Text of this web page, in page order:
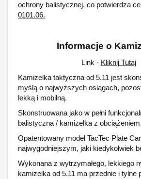
ochrony balistycznej, co potwierdza
0101.06.
Informacje o
Link - Kliknij Tutaj
Kamizelka taktyczna od 5.11 jest
myślą o najwyższych osiągach,
lekką i mobilną.
Skonstruowana jako w pełni
balistyczna / kamizelka z obciążeniem.
Opatentowany model TacTec Plate
najwygodniejszym, jaki kiedykolwiek
Wykonana z wytrzymałego, lekkiego
kamizelka od 5.11 ma przednie i tylne